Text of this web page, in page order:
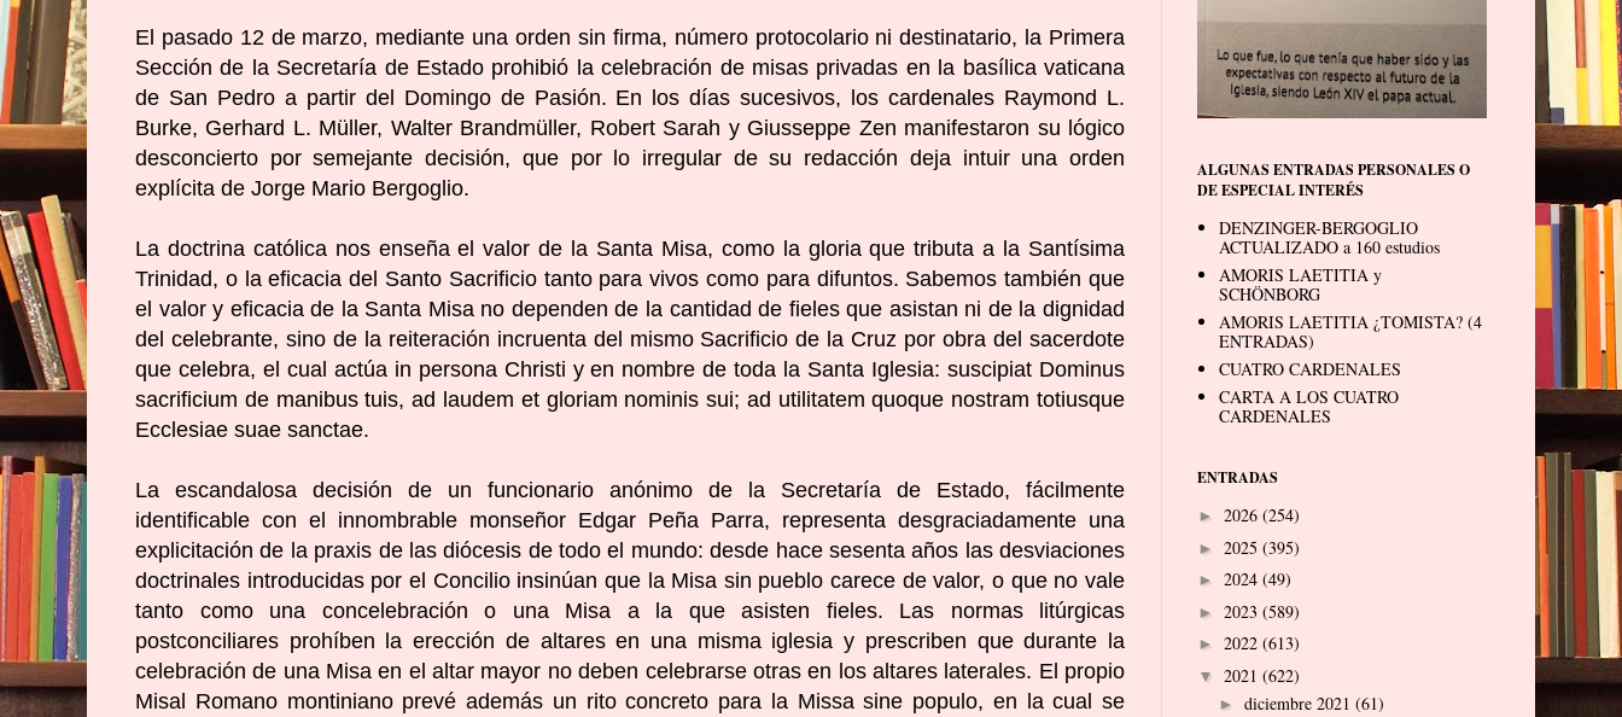
El pasado 12 de marzo, mediante una orden sin firma, número protocolario ni destinatario, la Primera
Sección de la Secretaría de Estado prohibió la celebración de misas privadas en la basílica vaticana
de San Pedro a partir del Domingo de Pasión. En los días sucesivos, los cardenales Raymond L.
Burke, Gerhard L. Müller, Walter Brandmüller, Robert Sarah y Giusseppe Zen manifestaron su lógico
desconcierto por semejante decisión, que por lo irregular de su redacción deja intuir una orden
explícita de Jorge Mario Bergoglio.
La doctrina católica nos enseña el valor de la Santa Misa, como la gloria que tributa a la Santísima
Trinidad, o la eficacia del Santo Sacrificio tanto para vivos como para difuntos. Sabemos también que
el valor y eficacia de la Santa Misa no dependen de la cantidad de fieles que asistan ni de la dignidad
del celebrante, sino de la reiteración incruenta del mismo Sacrificio de la Cruz por obra del sacerdote
que celebra, el cual actúa in persona Christi y en nombre de toda la Santa Iglesia: suscipiat Dominus
sacrificium de manibus tuis, ad laudem et gloriam nominis sui; ad utilitatem quoque nostram totiusque
Ecclesiae suae sanctae.
La escandalosa decisión de un funcionario anónimo de la Secretaría de Estado, fácilmente
identificable con el innombrable monseñor Edgar Peña Parra, representa desgraciadamente una
explicitación de la praxis de las diócesis de todo el mundo: desde hace sesenta años las desviaciones
doctrinales introducidas por el Concilio insinúan que la Misa sin pueblo carece de valor, o que no vale
tanto como una concelebración o una Misa a la que asisten fieles. Las normas litúrgicas
postconciliares prohíben la erección de altares en una misma iglesia y prescriben que durante la
celebración de una Misa en el altar mayor no deben celebrarse otras en los altares laterales. El propio
Misal Romano montiniano prevé además un rito concreto para la Missa sine populo, en la cual se
ALGUNAS ENTRADAS PERSONALES O
DE ESPECIAL INTERÉS
DENZINGER-BERGOGLIO
ACTUALIZADO a 160 estudios
AMORIS LAETITIA y
SCHÖNBORG
AMORIS LAETITIA ¿TOMISTA? (4
ENTRADAS)
CUATRO CARDENALES
CARTA A LOS CUATRO
CARDENALES
ENTRADAS
► 2026 (254)
► 2025 (395)
► 2024 (49)
► 2023 (589)
► 2022 (613)
▼ 2021 (622)
► diciembre 2021 (61)